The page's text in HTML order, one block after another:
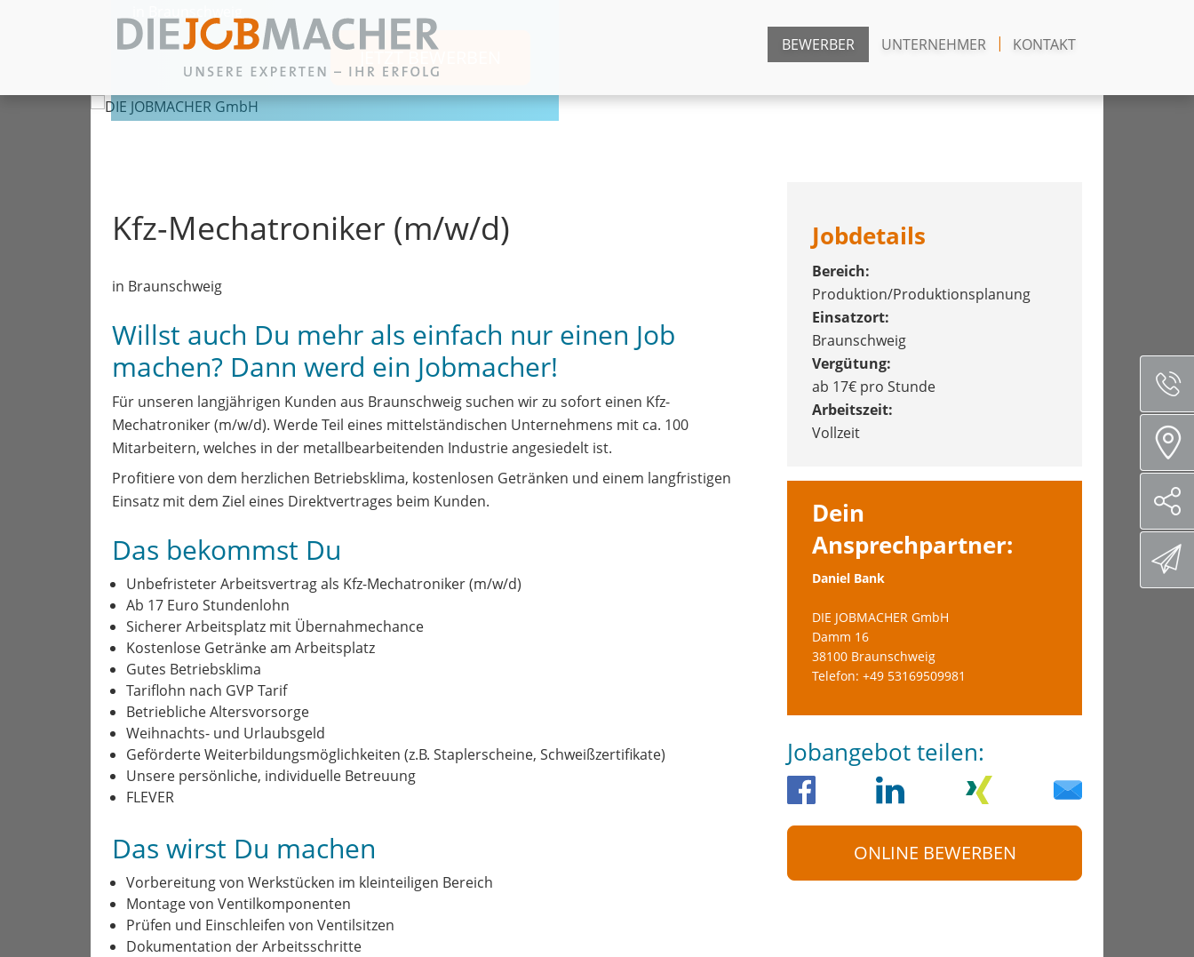
Zum Inhalt springen
BEWERBER UNTERNEHMER KONTAKT
JETZT BEWERBEN
Kfz-Mechatroniker (m/w/d)
in Braunschweig
Willst auch Du mehr als einfach nur einen Job
machen? Dann werd ein Jobmacher!
Für unseren langjährigen Kunden aus Braunschweig suchen wir zu sofort einen Kfz-
Mechatroniker (m/w/d). Werde Teil eines mittelständischen Unternehmens mit ca. 100
Mitarbeitern, welches in der metallbearbeitenden Industrie angesiedelt ist.
Profitiere von dem herzlichen Betriebsklima, kostenlosen Getränken und einem langfristigen
Einsatz mit dem Ziel eines Direktvertrages beim Kunden.
Das bekommst Du
Unbefristeter Arbeitsvertrag als Kfz-Mechatroniker (m/w/d)
Ab 17 Euro Stundenlohn
Sicherer Arbeitsplatz mit Übernahmechance
Kostenlose Getränke am Arbeitsplatz
Gutes Betriebsklima
Tariflohn nach GVP Tarif
Betriebliche Altersvorsorge
Weihnachts- und Urlaubsgeld
Geförderte Weiterbildungsmöglichkeiten (z.B. Staplerscheine, Schweißzertifikate)
Unsere persönliche, individuelle Betreuung
FLEVER
Das wirst Du machen
Vorbereitung von Werkstücken im kleinteiligen Bereich
Montage von Ventilkomponenten
Prüfen und Einschleifen von Ventilsitzen
Dokumentation der Arbeitsschritte
Jobdetails
Bereich:
Produktion/Produktionsplanung
Einsatzort:
Braunschweig
Vergütung:
ab 17€ pro Stunde
Arbeitszeit:
Vollzeit
Dein
Ansprechpartner:
Daniel Bank
DIE JOBMACHER GmbH
Damm 16
38100 Braunschweig
Telefon: +49 53169509981
Jobangebot teilen:
ONLINE BEWERBEN